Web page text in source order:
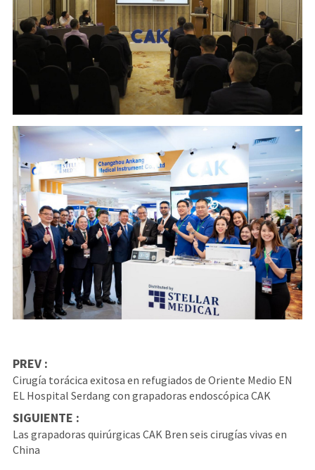
PREV :
Cirugía torácica exitosa en refugiados de Oriente Medio EN
EL Hospital Serdang con grapadoras endoscópica CAK
SIGUIENTE :
Las grapadoras quirúrgicas CAK Bren seis cirugías vivas en
China